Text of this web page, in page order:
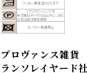
プロヴァンス雑貨
ランソレイヤード社